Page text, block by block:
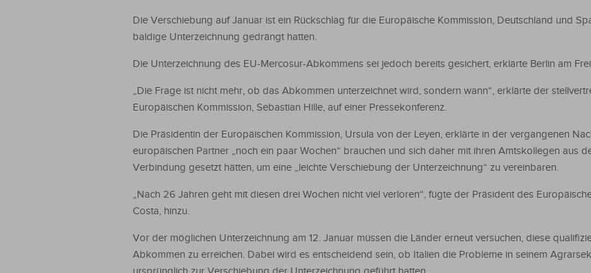
Die Verschiebung auf Januar ist ein Rückschlag für die Europäische Kommission, Deutschland und
baldige Unterzeichnung gedrängt hatten.
Die Unterzeichnung des EU-Mercosur-Abkommens sei jedoch bereits gesichert, erklärte Berlin am
„Die Frage ist nicht mehr, ob das Abkommen unterzeichnet wird, sondern wann“, erklärte der
Europäischen Kommission, Sebastian Hille, auf einer Pressekonferenz.
Die Präsidentin der Europäischen Kommission, Ursula von der Leyen, erklärte in der vergangenen
europäischen Partner „noch ein paar Wochen“ brauchen und sich daher mit ihren Amtskollegen aus
Verbindung gesetzt hätten, um eine „leichte Verschiebung der Unterzeichnung“ zu vereinbaren.
„Nach 26 Jahren geht mit diesen drei Wochen nicht viel verloren“, fügte der Präsident des
Costa, hinzu.
Vor der möglichen Unterzeichnung am 12. Januar müssen die Länder erneut versuchen, diese
Abkommen zu erreichen. Dabei wird es entscheidend sein, ob Italien die Probleme in seinem